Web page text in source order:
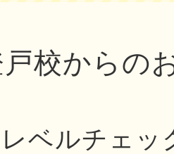
校からの
ベルチェッ